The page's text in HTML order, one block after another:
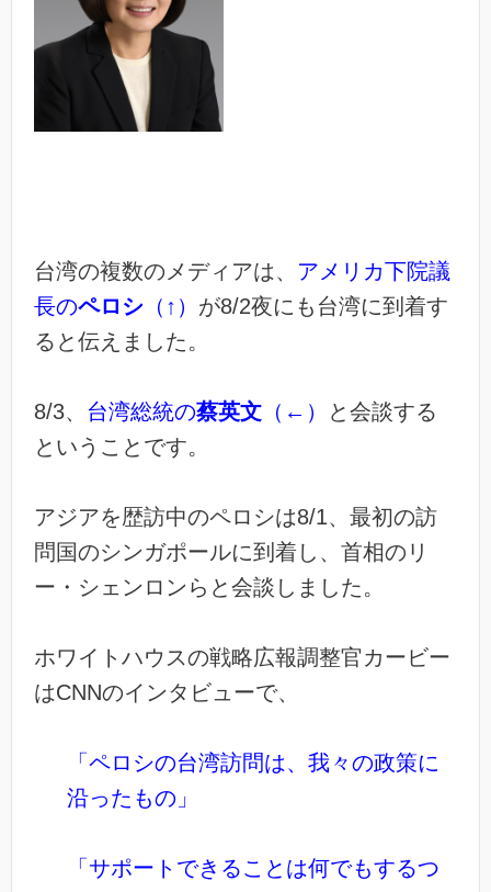
台湾の複数のメディアは、 アメリカ下院議
長のペロシ （↑） が8/2夜にも台湾に到着す
ると伝えました。
8/3、 台湾総統の蔡英文 （←）
と会談する
ということです。
アジアを歴訪中のペロシは8/1、最初の訪
問国のシンガポールに到着し、首相のリ
ー・シェンロンらと会談しました。
ホワイトハウスの戦略広報調整官カービー
はCNNのインタビューで、
「ペロシの台湾訪問は、我々の政策に
沿ったもの」
「サポートできることは何でもするつ